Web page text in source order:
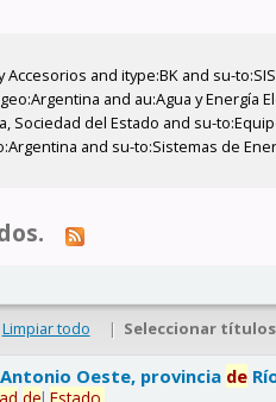
and itype:BK and su-
and au:Agua y Energía
Sociedad del Estado and su-
and su-to:Sistemas de
Limpiar todo | Seleccionar
Oeste, provincia de
delEstado.